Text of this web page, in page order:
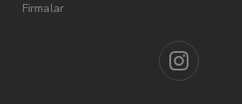
Firmalar